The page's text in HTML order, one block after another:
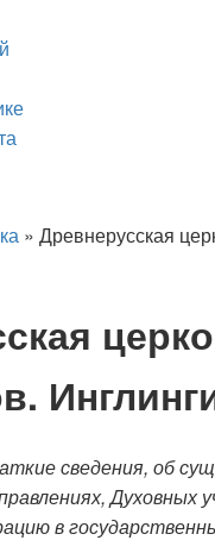
» Древнерусская
сведения, об
в